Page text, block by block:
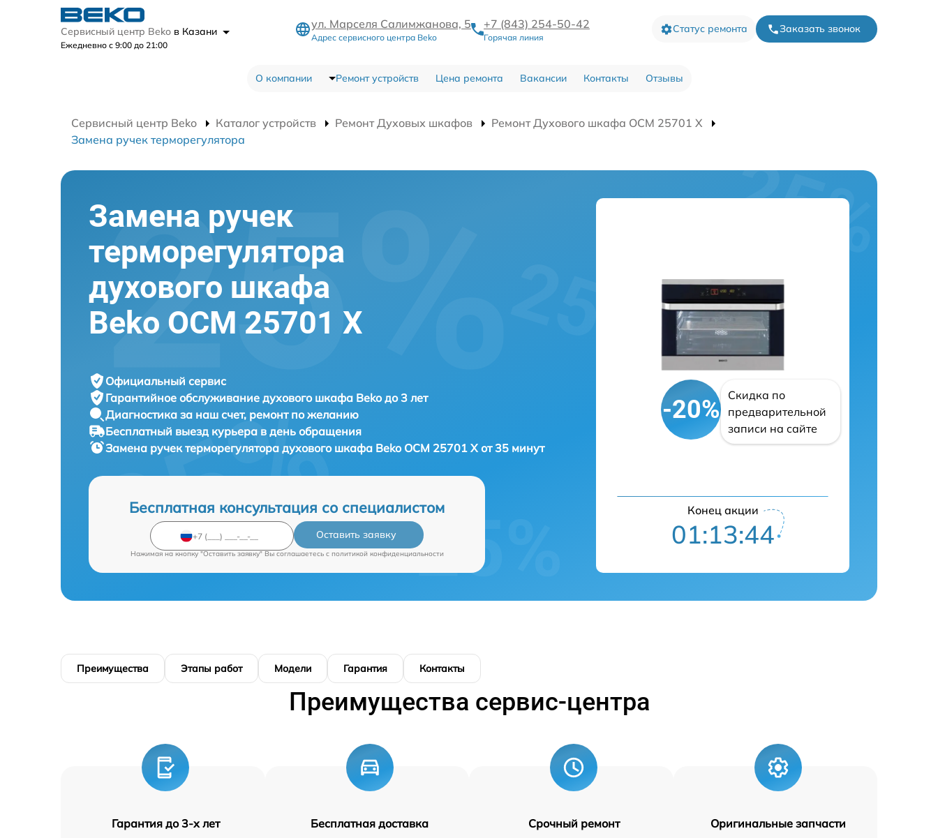
Сервисный центр Beko в Казани
Ежедневно с 9:00 до 21:00
ул. Марселя Салимжанова, 5
Адрес сервисного центра Beko
+7 (843) 254-50-42
Горячая линия
Статус ремонта Заказать звонок
О компании Ремонт устройств Цена ремонта Вакансии Контакты Отзывы
Сервисный центр Beko Каталог устройств Ремонт Духовых шкафов
Ремонт Духового шкафа OCM 25701 X
Замена ручек терморегулятора
Замена ручек
терморегулятора
духового шкафа
Beko OCM 25701 X
Официальный сервис
Гарантийное обслуживание духового шкафа Beko до 3 лет
Диагностика за наш счет, ремонт по желанию
Бесплатный выезд курьера в день обращения
Замена ручек терморегулятора духового шкафа Beko OCM 25701 X от 35 минут
Бесплатная консультация со специалистом
Оставить заявку
Нажимая на кнопку "Оставить заявку" Вы соглашаетесь c политикой конфиденциальности
-20%
Скидка по
предварительной
записи на сайте
Конец акции
01:13:43
Преимущества Этапы работ Модели Гарантия Контакты
Преимущества сервис-центра
Гарантия до 3-х лет Бесплатная доставка Срочный ремонт Оригинальные запчасти